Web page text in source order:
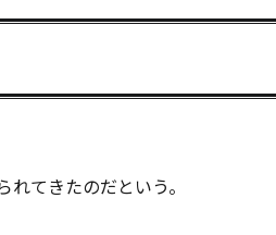
てきたのだという。